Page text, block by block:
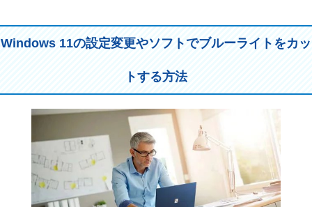
Windows 11の設定変更やソフトでブルーライトをカッ
トする方法